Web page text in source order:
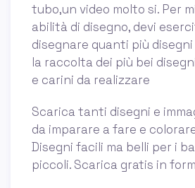
tubo,un video molto si. Per
abilità di disegno, devi
disegnare quanti più
la raccolta dei più bei
e carini da realizzare
Scarica tanti disegni e
da imparare a fare e
Disegni facili ma belli per i
piccoli. Scarica gratis in